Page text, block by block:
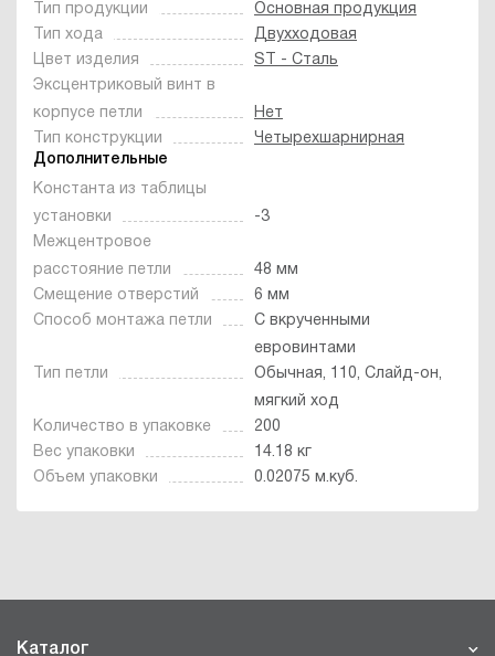
Тип продукции
Основная продукция
Тип хода
Двухходовая
Цвет изделия
ST - Сталь
Эксцентриковый винт в
корпусе петли
Нет
Тип конструкции
Четырехшарнирная
Дополнительные
Константа из таблицы
установки
-3
Межцентровое
расстояние петли
48 мм
Смещение отверстий
6 мм
Способ монтажа петли
С вкрученными
евровинтами
Тип петли
Обычная, 110, Слайд-он,
мягкий ход
Количество в упаковке
200
Вес упаковки
14.18 кг
Объем упаковки
0.02075 м.куб.
Каталог